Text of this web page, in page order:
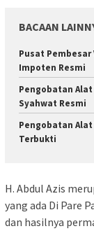
BACAAN
Pusat
Impoten Resmi
Pengobatan
Syahwat Resmi
Pengobatan
Terbukti
H. Abdul Azis
yang ada Di Pare
dan hasilnya